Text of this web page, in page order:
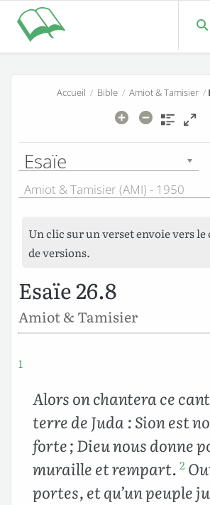
Accueil / Bible /Amiot & Tamisier /
Esaïe
Amiot & Tamisier (AMI) - 1950
Un clic sur un verset envoie vers
de versions.
Esaïe 26.8
Amiot & Tamisier
1
Alors on chantera ce
terre de Juda : Sion est
forte ; Dieu nous donne
muraille et rempart. 2
portes, et qu’un peuple